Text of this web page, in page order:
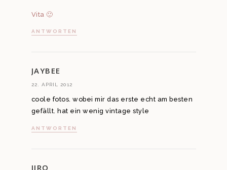
Vita 🙂
ANTWORTEN
JAYBEE
22. APRIL 2012
coole fotos. wobei mir das erste echt am besten
gefällt. hat ein wenig vintage style
ANTWORTEN
IIRO